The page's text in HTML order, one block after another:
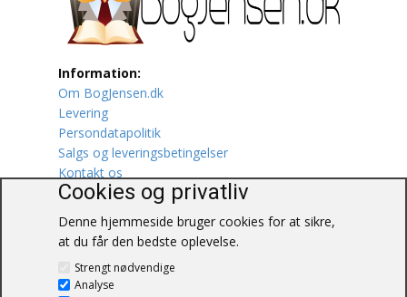
Lokalhistorie / Topografi
Lystfiskeri
Mad
Musik
Mytologi / Sagn / Sagaer
Naturen
Information:
Om BogJensen.dk
Levering
Persondatapolitik
Salgs og leveringsbetingelser
Kontakt os
Blåkærvej 25
Cookies og privatliv
Denne hjemmeside bruger cookies for at sikre,
at du får den bedste oplevelse.
Strengt nødvendige
Analyse